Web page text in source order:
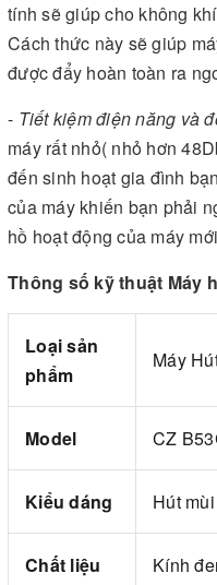
tính sẽ giúp cho không
Cách thức này sẽ giúp
được đẩy hoàn toàn ra
- Tiết kiệm điện năng và
máy rất nhỏ( nhỏ hơn
đến sinh hoạt gia đình
của máy khiến bạn phải
hồ hoạt động của máy
Thông số kỹ thuật Máy
Loại sản
phẩm
Máy
Model CZ
Kiểu dáng Hút
Chất liệu Kính